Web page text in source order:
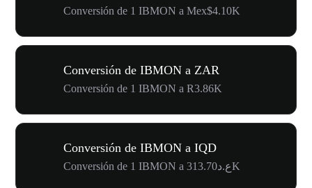
Conversión de 1 IBMON a Mex$4.10K
Conversión de IBMON a ZAR
Conversión de 1 IBMON a R3.86K
Conversión de IBMON a IQD
Conversión de 1 IBMON a ع.د313.70K